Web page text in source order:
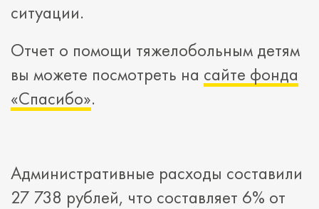
ситуации.
Отчет о помощи тяжелобольным детям
вы можете посмотреть на сайте фонда
«Спасибо».
Административные расходы составили
27 738 рублей, что составляет 6% от